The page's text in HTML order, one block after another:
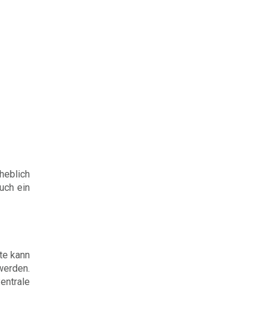
ein
kann